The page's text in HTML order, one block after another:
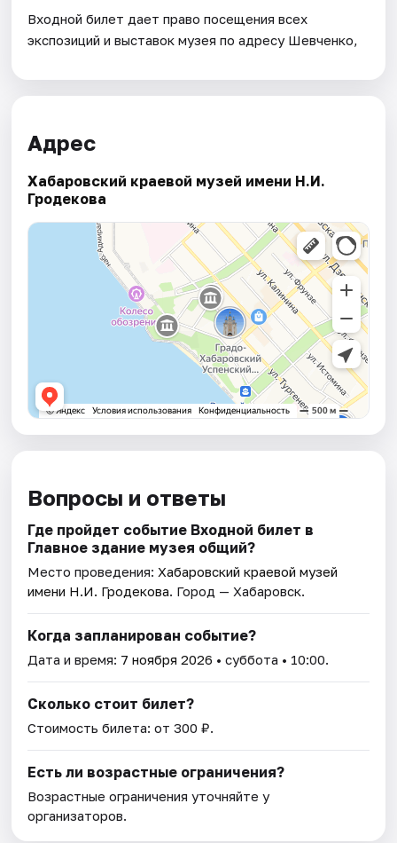
Входной билет дает право посещения всех
экспозиций и выставок музея по адресу Шевченко,
Адрес
Хабаровский краевой музей имени Н.И.
Гродекова
Вопросы и ответы
Где пройдет событие Входной билет в
Главное здание музея общий?
Место проведения:Хабаровский краевой музей
имени Н.И. Гродекова. Город — Хабаровск.
Когда запланирован событие?
Дата и время: 7 ноября 2026 • суббота • 10:00.
Сколько стоит билет?
Стоимость билета: от 300 ₽.
Есть ли возрастные ограничения?
Возрастные ограничения уточняйте у
организаторов.